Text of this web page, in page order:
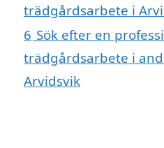
trädgårdsarbete i
6 Sök efter en
trädgårdsarbete i
Arvidsvik